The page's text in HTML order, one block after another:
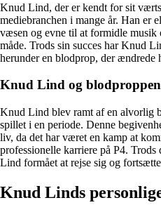
Knud Lind, der er kendt for sit
mediebranchen i mange år. Han er
væsen og evne til at formidle musik
måde. Trods sin succes har Knud
herunder en blodprop, der ændrede
Knud Lind og blodproppen
Knud Lind blev ramt af en alvorlig
spillet i en periode. Denne
liv, da det har været en kamp at
professionelle karriere på P4.
Lind formået at rejse sig og
Knud Linds